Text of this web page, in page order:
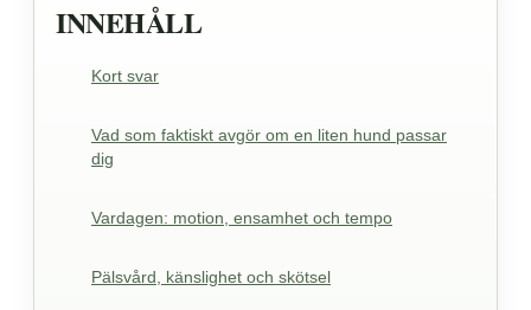
INNEHÅLL
Kort svar
Vad som faktiskt avgör om en liten hund passar
dig
Vardagen: motion, ensamhet och tempo
Pälsvård, känslighet och skötsel